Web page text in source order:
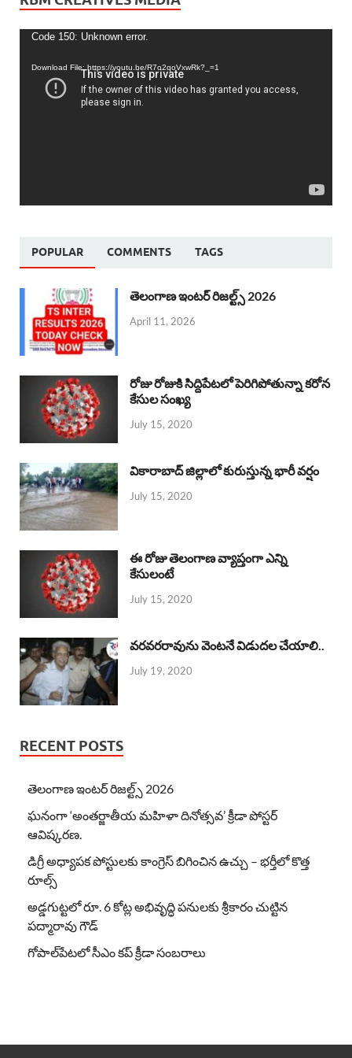
Video
Code 150: Unknown error.
Download File: https://youtu.be/R7o2qoVxwRk?_=1
POPULAR COMMENTS TAGS
తెలంగాణ ఇంటర్ రిజల్ట్స్ 2026
April 11, 2026
రోజు రోజుకి సిద్దిపేటలో పెరిగిపోతున్నా కరోన
కేసుల సంఖ్య
July 15, 2020
వికారాబాద్ జిల్లాలో కురుస్తున్న భారీ వర్షం
July 15, 2020
ఈ రోజు తెలంగాణ వ్యాప్తంగా ఎన్ని
కేసులంటే
July 15, 2020
వరవరరావును వెంటనే విడుదల చేయాలి..
July 19, 2020
RECENT POSTS
తెలంగాణ ఇంటర్ రిజల్ట్స్ 2026
ఘనంగా ‘అంతర్జాతీయ మహిళా దినోత్సవ’ క్రీడా పోస్టర్
ఆవిష్కరణ.
డిగ్రీ అధ్యాపక పోస్టులకు కాంగ్రెస్ బిగించిన ఉచ్చు – భర్తీలో కొత్త
రూల్స్
అడ్డగుట్టలో రూ. 6 కోట్ల అభివృద్ధి పనులకు శ్రీకారం చుట్టిన
పద్మారావు గౌడ్
గోపాల్‌పేటలో సీఎం కప్ క్రీడా సంబరాలు